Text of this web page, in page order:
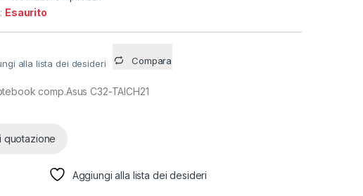
Esaurito
alla lista dei desideri Compara
comp.Asus C32-TAICH21
quotazione
Aggiungi alla lista dei desideri